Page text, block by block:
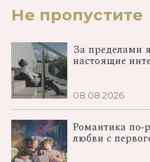
Не пропустите
За пределами
настоящие
08.08.2026
Романтика
любви с